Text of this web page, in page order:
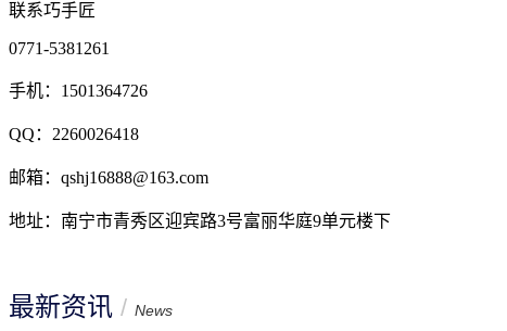
联系巧手匠
0771-5381261
手机：1501364726
QQ：2260026418
邮箱：qshj16888@163.com
地址：南宁市青秀区迎宾路3号富丽华庭9单元楼下
最新资讯 / News